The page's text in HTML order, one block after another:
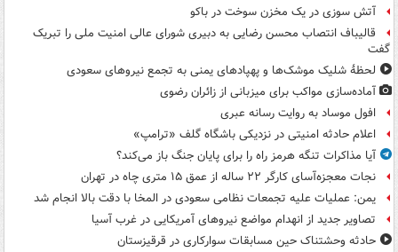
آتش سوزی در یک مخزن سوخت در باکو
قالیباف انتصاب محسن رضایی به دبیری شورای عالی امنیت ملی را تبریک
گفت
لحظۀ شلیک موشک‌ها و پهپادهای یمنی به تجمع نیروهای سعودی
آماده‌سازی مواکب برای میزبانی از زائران رضوی
افول موساد به روایت رسانه عبری
اعلام حادثه امنیتی در نزدیکی باشگاه گلف «ترامپ»
آیا مذاکرات تنگه هرمز راه را برای پایان جنگ باز می‌کند؟
نجات معجزه‌آسای کارگر ۲۲ ساله از عمق ۱۵ متری چاه در تهران
یمن: عملیات علیه تجمعات نظامی سعودی در المخا با دقت بالا انجام شد
تصاویر جدید از انهدام مواضع نیروهای آمریکایی در غرب آسیا
حادثه وحشتناک حین مسابقات سوارکاری در قرقیزستان